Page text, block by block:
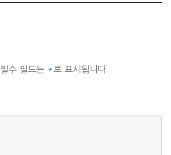
필수 필드는 *로 표시됩니다